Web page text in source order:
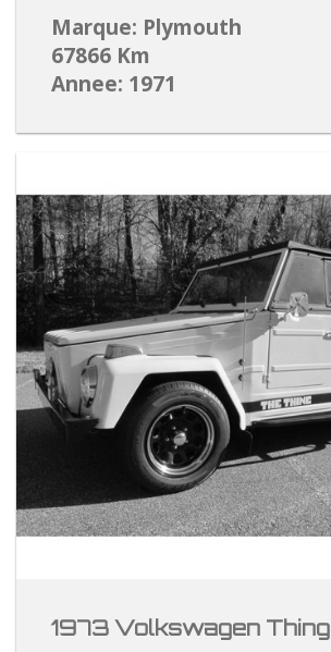
Marque: Plymouth
67866 Km
Annee: 1971
1973 Volkswagen Thing